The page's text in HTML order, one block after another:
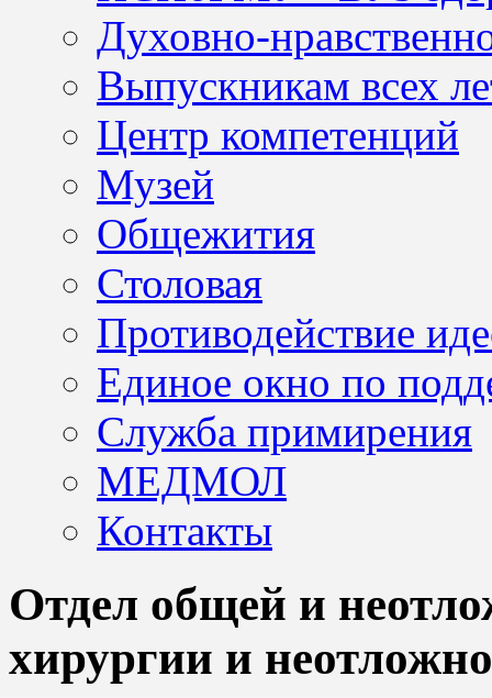
Духовно-
Выпускникам всех
Центр компетенций
Музей
Общежития
Столовая
Противодействие
Единое окно по
Служба примирения
МЕДМОЛ
Контакты
Отдел общей и
хирургии и